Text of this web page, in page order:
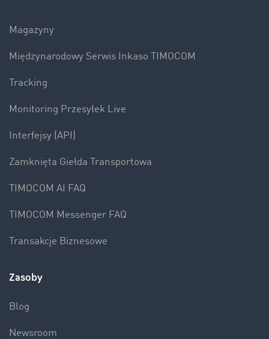
Magazyny
Międzynarodowy Serwis Inkaso TIMOCOM
Tracking
Monitoring Przesyłek Live
Interfejsy (API)
Zamknięta Giełda Transportowa
TIMOCOM AI FAQ
TIMOCOM Messenger FAQ
Transakcje Biznesowe
Zasoby
Blog
Newsroom